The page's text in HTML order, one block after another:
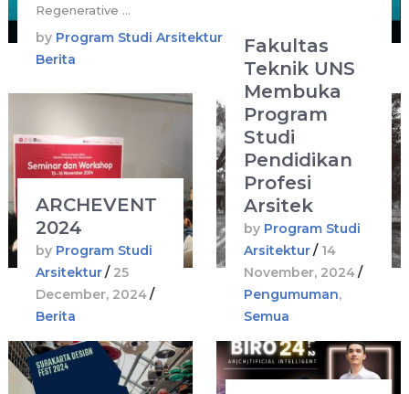
Regenerative …
by Program Studi Arsitektur 25 December, 2024
Berita
ARCHEVENT
2024
by Program Studi
Arsitektur/ 25
December, 2024/
Berita
Fakultas
Teknik UNS
Membuka
Program
Studi
Pendidikan
Profesi
Arsitek
by Program Studi
Arsitektur/ 14
November, 2024/
Pengumuman,
Semua